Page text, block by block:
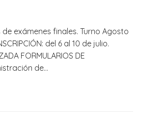
exámenes finales. Turno Agosto
del 6 al 10 de julio.
FORMULARIOS DE
de…